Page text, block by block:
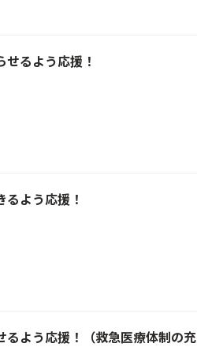
せるよう応援！
るよう応援！
るよう応援！（救急医療体制の